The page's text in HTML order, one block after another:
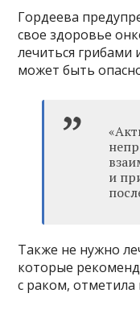
Гордеева
свое здоровье
лечиться грибами
может быть
и
Также не нужно
которые
с раком, отметила